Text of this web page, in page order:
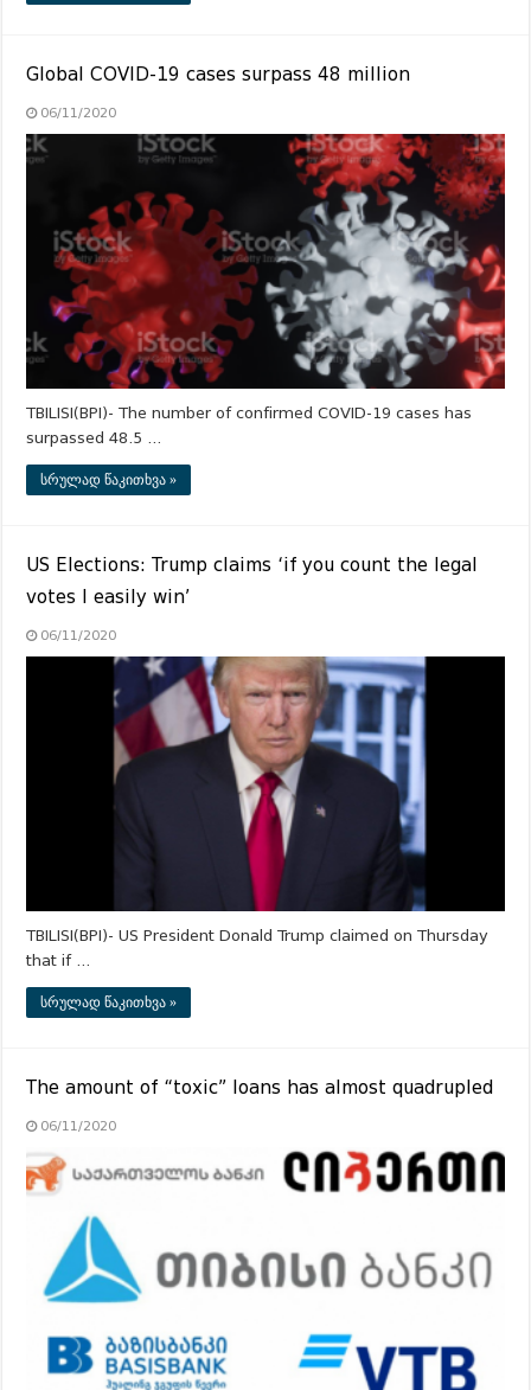
Global COVID-19 cases surpass 48 million
06/11/2020
TBILISI(BPI)- The number of confirmed COVID-19 cases has
surpassed 48.5 …
სრულად წაკითხვა »
US Elections: Trump claims ‘if you count the legal
votes I easily win’
06/11/2020
TBILISI(BPI)- US President Donald Trump claimed on Thursday
that if …
სრულად წაკითხვა »
The amount of “toxic” loans has almost quadrupled
06/11/2020